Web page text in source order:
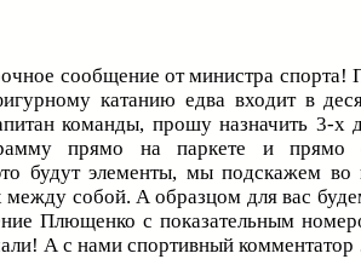
сообщение от министра спорта!
катанию едва входит в
команды, прошу назначить 3-х
прямо на паркете и
будут элементы, мы подскажем во
между собой. А образцом для вас
Плющенко с показательным
А с нами спортивный